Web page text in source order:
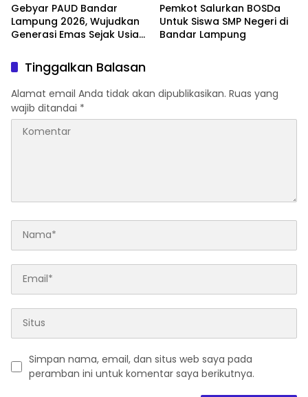
Gebyar PAUD Bandar
Lampung 2026, Wujudkan
Generasi Emas Sejak Usia
Pemkot Salurkan BOSDa
Untuk Siswa SMP Negeri di
Bandar Lampung
Tinggalkan Balasan
Alamat email Anda tidak akan dipublikasikan. Ruas yang
wajib ditandai *
Simpan nama, email, dan situs web saya pada
peramban ini untuk komentar saya berikutnya.